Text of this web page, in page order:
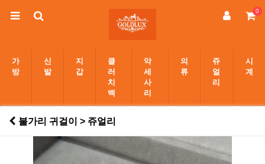
0
가
방
신
발
지
갑
클
러
치
백
악
세
사
리
의
류
쥬
얼
리
시
계
불가리 귀걸이 > 쥬얼리